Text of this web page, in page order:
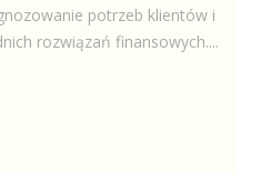
potrzeb klientów i
rozwiązań finansowych....